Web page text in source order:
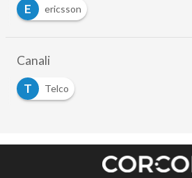
E
ericsson
Canali
T
Telco